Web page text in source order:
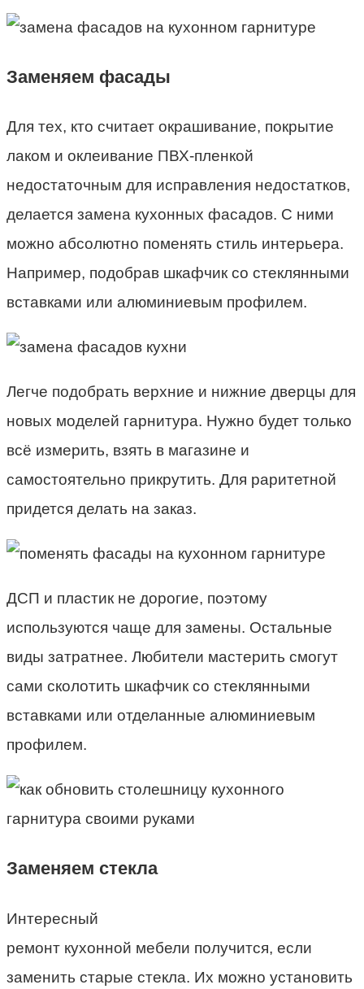
Заменяем фасады
Для тех, кто считает окрашивание, покрытие
лаком и оклеивание ПВХ-пленкой
недостаточным для исправления недостатков,
делается замена кухонных фасадов. С ними
можно абсолютно поменять стиль интерьера.
Например, подобрав шкафчик со стеклянными
вставками или алюминиевым профилем.
Легче подобрать верхние и нижние дверцы для
новых моделей гарнитура. Нужно будет только
всё измерить, взять в магазине и
самостоятельно прикрутить. Для раритетной
придется делать на заказ.
ДСП и пластик не дорогие, поэтому
используются чаще для замены. Остальные
виды затратнее. Любители мастерить смогут
сами сколотить шкафчик со стеклянными
вставками или отделанные алюминиевым
профилем.
Заменяем стекла
Интересный
ремонт кухонной мебели получится, если
заменить старые стекла. Их можно установить